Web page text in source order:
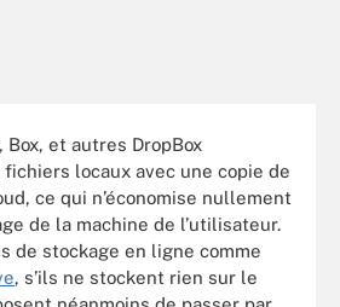
et autres DropBox
locaux avec une copie de
ce qui n’économise nullement
de la machine de l’utilisateur.
de stockage en ligne comme
, s’ils ne stockent rien sur le